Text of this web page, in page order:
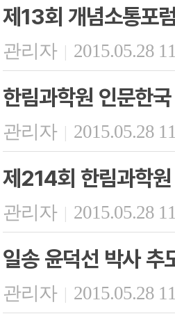
제13회 개념소통포
관리자 | 2015.05.28
한림과학원 인문한
관리자 | 2015.05.28
제214회 한림과학
관리자 | 2015.05.28
일송 윤덕선 박사 추
관리자 | 2015.05.28